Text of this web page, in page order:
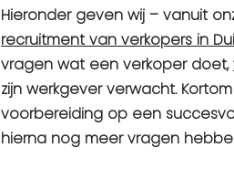
Hieronder geven wij – vanuit
recruitment van verkopers in
vragen wat een verkoper doet,
zijn werkgever verwacht.
voorbereiding op een
hierna nog meer vragen